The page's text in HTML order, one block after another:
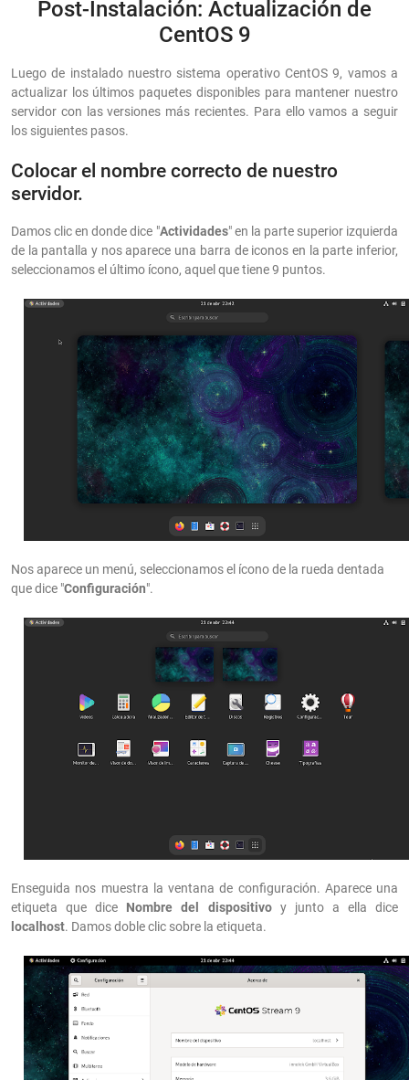
Post-Instalación: Actualización de
CentOS 9
Luego de instalado nuestro sistema operativo CentOS 9, vamos a
actualizar los últimos paquetes disponibles para mantener nuestro
servidor con las versiones más recientes. Para ello vamos a seguir
los siguientes pasos.
Colocar el nombre correcto de nuestro
servidor.
Damos clic en donde dice "Actividades" en la parte superior izquierda
de la pantalla y nos aparece una barra de iconos en la parte inferior,
seleccionamos el último ícono, aquel que tiene 9 puntos.
Nos aparece un menú, seleccionamos el ícono de la rueda dentada
que dice "Configuración".
Enseguida nos muestra la ventana de configuración. Aparece una
etiqueta que dice Nombre del dispositivoy junto a ella dice
localhost. Damos doble clic sobre la etiqueta.